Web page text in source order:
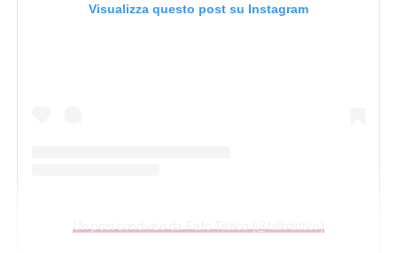
Visualizza questo post su Instagram